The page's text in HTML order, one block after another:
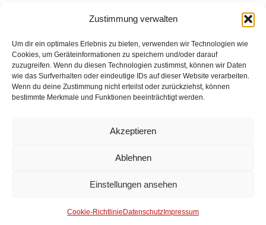
Zustimmung verwalten
Um dir ein optimales Erlebnis zu bieten, verwenden wir Technologien wie
Cookies, um Geräteinformationen zu speichern und/oder darauf
zuzugreifen. Wenn du diesen Technologien zustimmst, können wir Daten
wie das Surfverhalten oder eindeutige IDs auf dieser Website verarbeiten.
Wenn du deine Zustimmung nicht erteilst oder zurückziehst, können
bestimmte Merkmale und Funktionen beeinträchtigt werden.
Akzeptieren
Ablehnen
Einstellungen ansehen
Cookie-Richtlinie Datenschutz Impressum
konnte keinen Unfall feststellen.
Der Einsatz konnte nach etwa 30 Minuten beendet
werden.
Datenschutz
Anmelden